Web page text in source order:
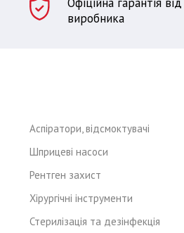
виробника
Аспіратори, відсмоктувачі
Шприцеві насоси
Рентген захист
Хірургічні інструменти
Стерилізація та дезінфекція